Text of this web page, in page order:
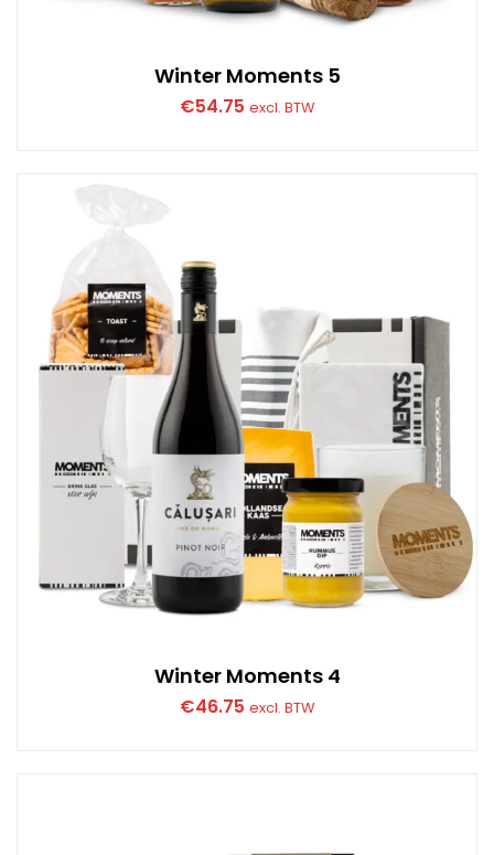
Winter Moments 5
€54.75 excl. BTW
Winter Moments 4
€46.75 excl. BTW